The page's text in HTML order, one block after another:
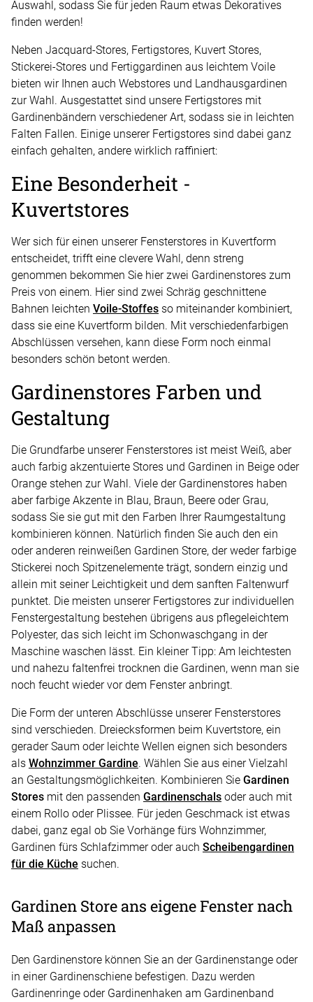
Auswahl, sodass Sie für jeden Raum etwas Dekoratives
finden werden!
Neben Jacquard-Stores, Fertigstores, Kuvert Stores,
Stickerei-Stores und Fertiggardinen aus leichtem Voile
bieten wir Ihnen auch Webstores und Landhausgardinen
zur Wahl. Ausgestattet sind unsere Fertigstores mit
Gardinenbändern verschiedener Art, sodass sie in leichten
Falten Fallen. Einige unserer Fertigstores sind dabei ganz
einfach gehalten, andere wirklich raffiniert:
Eine Besonderheit -
Kuvertstores
Wer sich für einen unserer Fensterstores in Kuvertform
entscheidet, trifft eine clevere Wahl, denn streng
genommen bekommen Sie hier zwei Gardinenstores zum
Preis von einem. Hier sind zwei Schräg geschnittene
Bahnen leichten Voile-Stoffes so miteinander kombiniert,
dass sie eine Kuvertform bilden. Mit verschiedenfarbigen
Abschlüssen versehen, kann diese Form noch einmal
besonders schön betont werden.
Gardinenstores Farben und
Gestaltung
Die Grundfarbe unserer Fensterstores ist meist Weiß, aber
auch farbig akzentuierte Stores und Gardinen in Beige oder
Orange stehen zur Wahl. Viele der Gardinenstores haben
aber farbige Akzente in Blau, Braun, Beere oder Grau,
sodass Sie sie gut mit den Farben Ihrer Raumgestaltung
kombinieren können. Natürlich finden Sie auch den ein
oder anderen reinweißen Gardinen Store, der weder farbige
Stickerei noch Spitzenelemente trägt, sondern einzig und
allein mit seiner Leichtigkeit und dem sanften Faltenwurf
punktet. Die meisten unserer Fertigstores zur individuellen
Fenstergestaltung bestehen übrigens aus pflegeleichtem
Polyester, das sich leicht im Schonwaschgang in der
Maschine waschen lässt. Ein kleiner Tipp: Am leichtesten
und nahezu faltenfrei trocknen die Gardinen, wenn man sie
noch feucht wieder vor dem Fenster anbringt.
Die Form der unteren Abschlüsse unserer Fensterstores
sind verschieden. Dreiecksformen beim Kuvertstore, ein
gerader Saum oder leichte Wellen eignen sich besonders
als Wohnzimmer Gardine. Wählen Sie aus einer Vielzahl
an Gestaltungsmöglichkeiten. Kombinieren Sie Gardinen
Stores mit den passenden Gardinenschals oder auch mit
einem Rollo oder Plissee. Für jeden Geschmack ist etwas
dabei, ganz egal ob Sie Vorhänge fürs Wohnzimmer,
Gardinen fürs Schlafzimmer oder auch Scheibengardinen
für die Küche suchen.
Gardinen Store ans eigene Fenster nach
Maß anpassen
Den Gardinenstore können Sie an der Gardinenstange oder
in einer Gardinenschiene befestigen. Dazu werden
Gardinenringe oder Gardinenhaken am Gardinenband